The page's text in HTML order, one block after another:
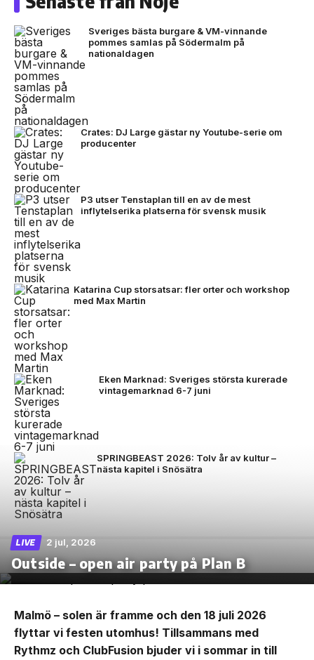
Sveriges bästa burgare & VM-vinnande
pommes samlas på Södermalm på
nationaldagen
Crates: DJ Large gästar ny Youtube-serie om
producenter
P3 utser Tenstaplan till en av de mest
inflytelserika platserna för svensk musik
Katarina Cup storsatsar: fler orter och workshop
med Max Martin
Eken Marknad: Sveriges största kurerade
vintagemarknad 6-7 juni
SPRINGBEAST 2026: Tolv år av kultur –
nästa kapitel i Snösätra
LIVE 2 jul, 2026
Outside – open air party på Plan B
Malmö – solen är framme och den 18 juli 2026
flyttar vi festen utomhus! Tillsammans med
Rythmz och ClubFusion bjuder vi i sommar in till